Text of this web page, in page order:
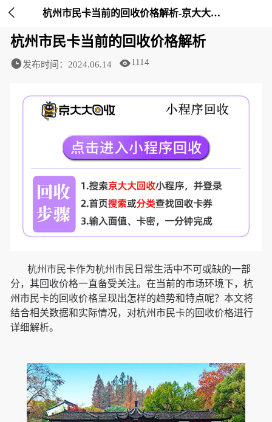
 杭州市民卡当前的回收价格解析-京大大回收
杭州市民卡当前的回收价格解析
发布时间：2024.06.14 1114
杭州市民卡作为杭州市民日常生活中不可或缺的一部
分，其回收价格一直备受关注。在当前的市场环境下，杭
州市民卡的回收价格呈现出怎样的趋势和特点呢？本文将
结合相关数据和实际情况，对杭州市民卡的回收价格进行
详细解析。